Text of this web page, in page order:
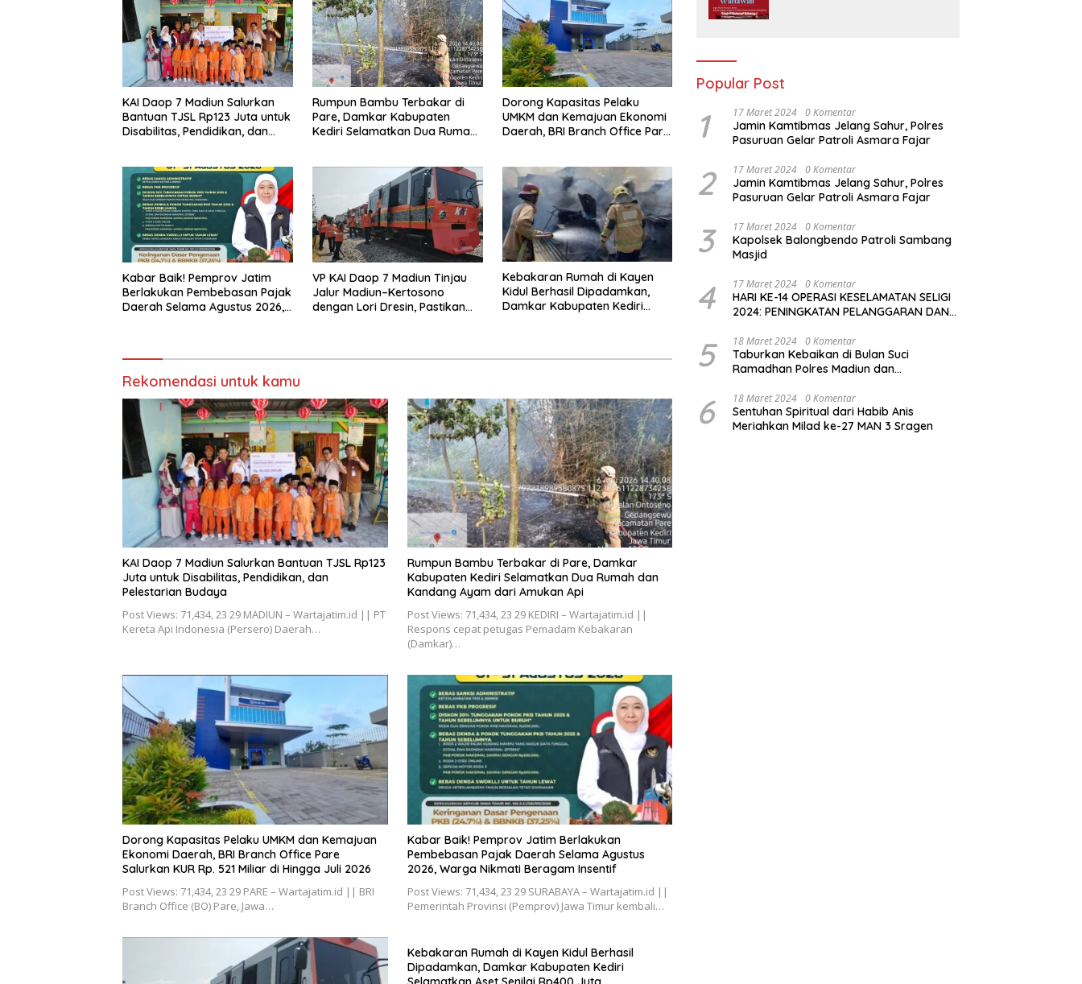
KAI Daop 7 Madiun Salurkan
Bantuan TJSL Rp123 Juta untuk
Disabilitas, Pendidikan, dan
Rumpun Bambu Terbakar di
Pare, Damkar Kabupaten
Kediri Selamatkan Dua Rumah
Dorong Kapasitas Pelaku
UMKM dan Kemajuan Ekonomi
Daerah, BRI Branch Office Pare
Kabar Baik! Pemprov Jatim
Berlakukan Pembebasan Pajak
Daerah Selama Agustus 2026,
VP KAI Daop 7 Madiun Tinjau
Jalur Madiun–Kertosono
dengan Lori Dresin, Pastikan
Kebakaran Rumah di Kayen
Kidul Berhasil Dipadamkan,
Damkar Kabupaten Kediri
Rekomendasi untuk kamu
KAI Daop 7 Madiun Salurkan Bantuan TJSL Rp123
Juta untuk Disabilitas, Pendidikan, dan
Pelestarian Budaya
Post Views: 71,434, 23 29 MADIUN – Wartajatim.id || PT
Kereta Api Indonesia (Persero) Daerah…
Rumpun Bambu Terbakar di Pare, Damkar
Kabupaten Kediri Selamatkan Dua Rumah dan
Kandang Ayam dari Amukan Api
Post Views: 71,434, 23 29 KEDIRI – Wartajatim.id ||
Respons cepat petugas Pemadam Kebakaran
(Damkar)…
Dorong Kapasitas Pelaku UMKM dan Kemajuan
Ekonomi Daerah, BRI Branch Office Pare
Salurkan KUR Rp. 521 Miliar di Hingga Juli 2026
Post Views: 71,434, 23 29 PARE – Wartajatim.id || BRI
Branch Office (BO) Pare, Jawa…
Kabar Baik! Pemprov Jatim Berlakukan
Pembebasan Pajak Daerah Selama Agustus
2026, Warga Nikmati Beragam Insentif
Post Views: 71,434, 23 29 SURABAYA – Wartajatim.id ||
Pemerintah Provinsi (Pemprov) Jawa Timur kembali…
Kebakaran Rumah di Kayen Kidul Berhasil
Dipadamkan, Damkar Kabupaten Kediri
Popular Post
1 17 Maret 2024 0 Komentar
Jamin Kamtibmas Jelang Sahur, Polres
Pasuruan Gelar Patroli Asmara Fajar
2 17 Maret 2024 0 Komentar
Jamin Kamtibmas Jelang Sahur, Polres
Pasuruan Gelar Patroli Asmara Fajar
3 17 Maret 2024 0 Komentar
Kapolsek Balongbendo Patroli Sambang
Masjid
4 17 Maret 2024 0 Komentar
HARI KE-14 OPERASI KESELAMATAN SELIGI
2024: PENINGKATAN PELANGGARAN DAN
5 18 Maret 2024 0 Komentar
Taburkan Kebaikan di Bulan Suci
Ramadhan Polres Madiun dan
6 18 Maret 2024 0 Komentar
Sentuhan Spiritual dari Habib Anis
Meriahkan Milad ke-27 MAN 3 Sragen